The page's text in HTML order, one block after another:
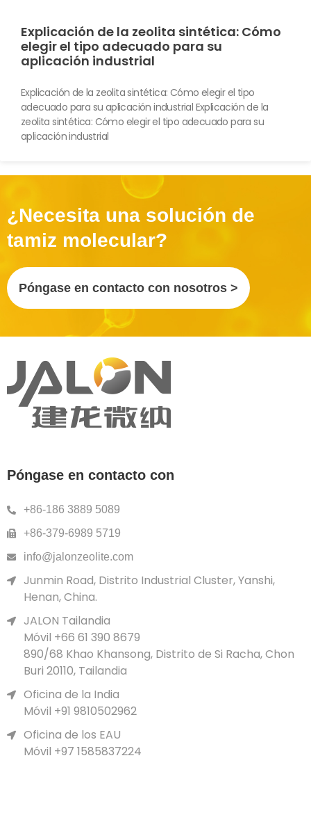
Explicación de la zeolita sintética: Cómo
elegir el tipo adecuado para su
aplicación industrial
Explicación de la zeolita sintética: Cómo elegir el tipo
adecuado para su aplicación industrial Explicación de la
zeolita sintética: Cómo elegir el tipo adecuado para su
aplicación industrial
¿Necesita una solución de
tamiz molecular?
Póngase en contacto con nosotros >
Póngase en contacto con
+86-186 3889 5089
+86-379-6989 5719
info@jalonzeolite.com
Junmin Road, Distrito Industrial Cluster, Yanshi,
Henan, China.
JALON Tailandia
Móvil +66 61 390 8679
890/68 Khao Khansong, Distrito de Si Racha, Chon
Buri 20110, Tailandia
Oficina de la India
Móvil +91 9810502962
Oficina de los EAU
Móvil +97 1585837224